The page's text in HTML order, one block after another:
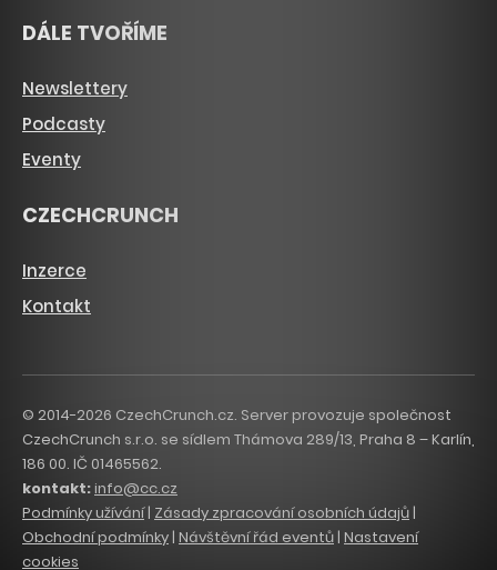
DÁLE TVOŘÍME
Newslettery
Podcasty
Eventy
CZECHCRUNCH
Inzerce
Kontakt
© 2014-2026 CzechCrunch.cz. Server provozuje společnost
CzechCrunch s.r.o. se sídlem Thámova 289/13, Praha 8 – Karlín,
186 00. IČ 01465562.
kontakt:info@cc.cz
Podmínky užívání| Zásady zpracování osobních údajů|
Obchodní podmínky| Návštěvní řád eventů | Nastavení
cookies